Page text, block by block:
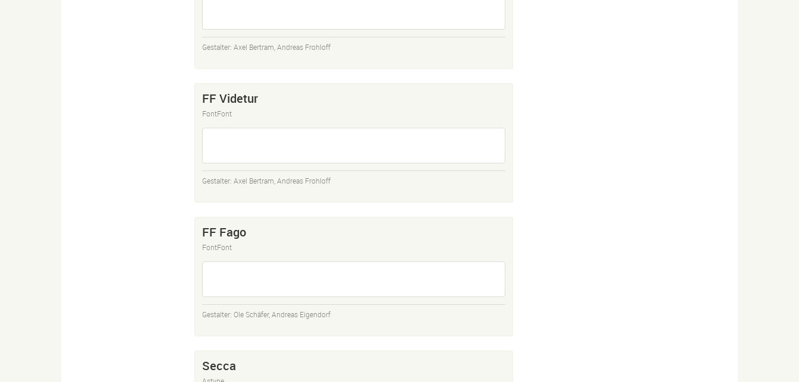
Gestalter: Axel Bertram Andreas Frohloff
FF Videtur
FontFont
Gestalter: Axel Bertram Andreas Frohloff
FF Fago
FontFont
Gestalter: Ole Schäfer, Andreas Eigendorf
Secca